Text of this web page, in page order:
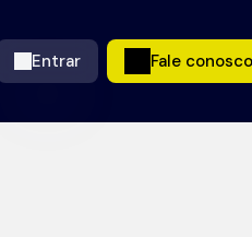
Fale conosco
Entrar